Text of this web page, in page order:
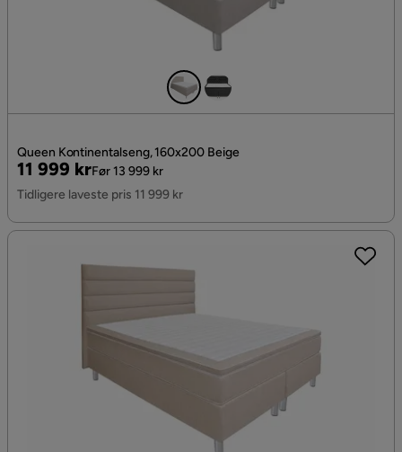
Queen Kontinentalseng, 160x200 Beige
Pris
11 999 kr
Original
Pris
Før 13 999 kr
Tidligere laveste pris 11 999 kr